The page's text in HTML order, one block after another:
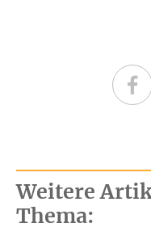
Weitere
Thema: